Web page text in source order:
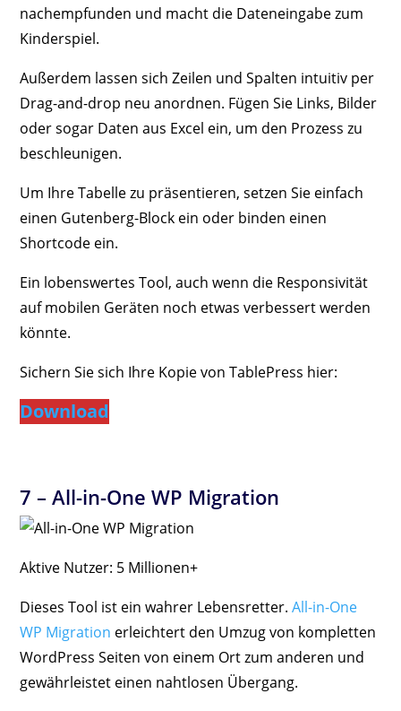
nachempfunden und macht die Dateneingabe zum
Kinderspiel.
Außerdem lassen sich Zeilen und Spalten intuitiv per
Drag-and-drop neu anordnen. Fügen Sie Links, Bilder
oder sogar Daten aus Excel ein, um den Prozess zu
beschleunigen.
Um Ihre Tabelle zu präsentieren, setzen Sie einfach
einen Gutenberg-Block ein oder binden einen
Shortcode ein.
Ein lobenswertes Tool, auch wenn die Responsivität
auf mobilen Geräten noch etwas verbessert werden
könnte.
Sichern Sie sich Ihre Kopie von TablePress hier:
Download
7 –All-in-One WP Migration
Aktive Nutzer: 5 Millionen+
Dieses Tool ist ein wahrer Lebensretter.All-in-One
WP Migration erleichtert den Umzug von kompletten
WordPress Seiten von einem Ort zum anderen und
gewährleistet einen nahtlosen Übergang.